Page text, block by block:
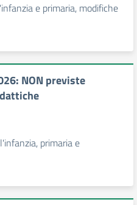
e primaria, modifiche
NON previste
primaria e